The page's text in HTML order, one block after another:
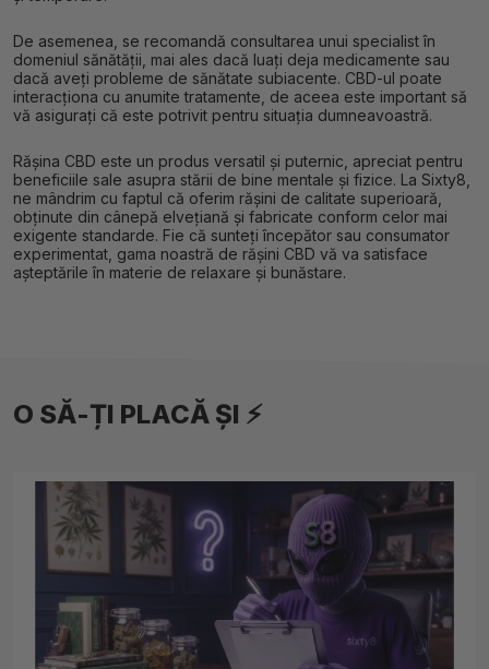
De asemenea, se recomandă consultarea unui specialist în
domeniul sănătății, mai ales dacă luați deja medicamente sau
dacă aveți probleme de sănătate subiacente. CBD-ul poate
interacționa cu anumite tratamente, de aceea este important să
vă asigurați că este potrivit pentru situația dumneavoastră.
Rășina CBD este un produs versatil și puternic, apreciat pentru
beneficiile sale asupra stării de bine mentale și fizice. La Sixty8,
ne mândrim cu faptul că oferim rășini de calitate superioară,
obținute din cânepă elvețiană și fabricate conform celor mai
exigente standarde. Fie că sunteți începător sau consumator
experimentat, gama noastră de rășini CBD vă va satisface
așteptările în materie de relaxare și bunăstare.
O SĂ-ȚI PLACĂ ȘI ⚡